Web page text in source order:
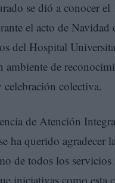
se dió a conocer el
el acto de Navidad
del Hospital
ambiente de
colectiva.
de Atención
ha querido agradecer
de todos los
iniciativas como esta